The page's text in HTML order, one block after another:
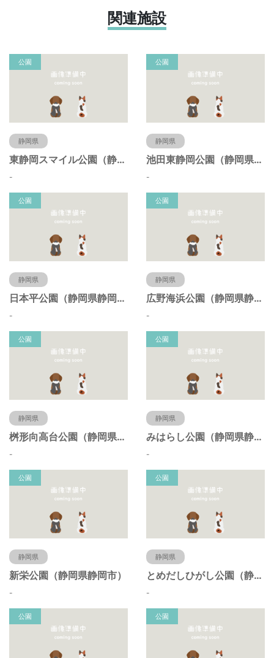
関連施設
公園
静岡県
東静岡スマイル公園（静岡県静岡市）
-
公園
静岡県
池田東静岡公園（静岡県静岡市）
-
公園
静岡県
日本平公園（静岡県静岡市）
-
公園
静岡県
広野海浜公園（静岡県静岡市）
-
公園
静岡県
桝形向高台公園（静岡県静岡市）
-
公園
静岡県
みはらし公園（静岡県静岡市）
-
公園
静岡県
新栄公園（静岡県静岡市）
-
公園
静岡県
とめだしひがし公園（静岡県静岡市）
-
公園 公園